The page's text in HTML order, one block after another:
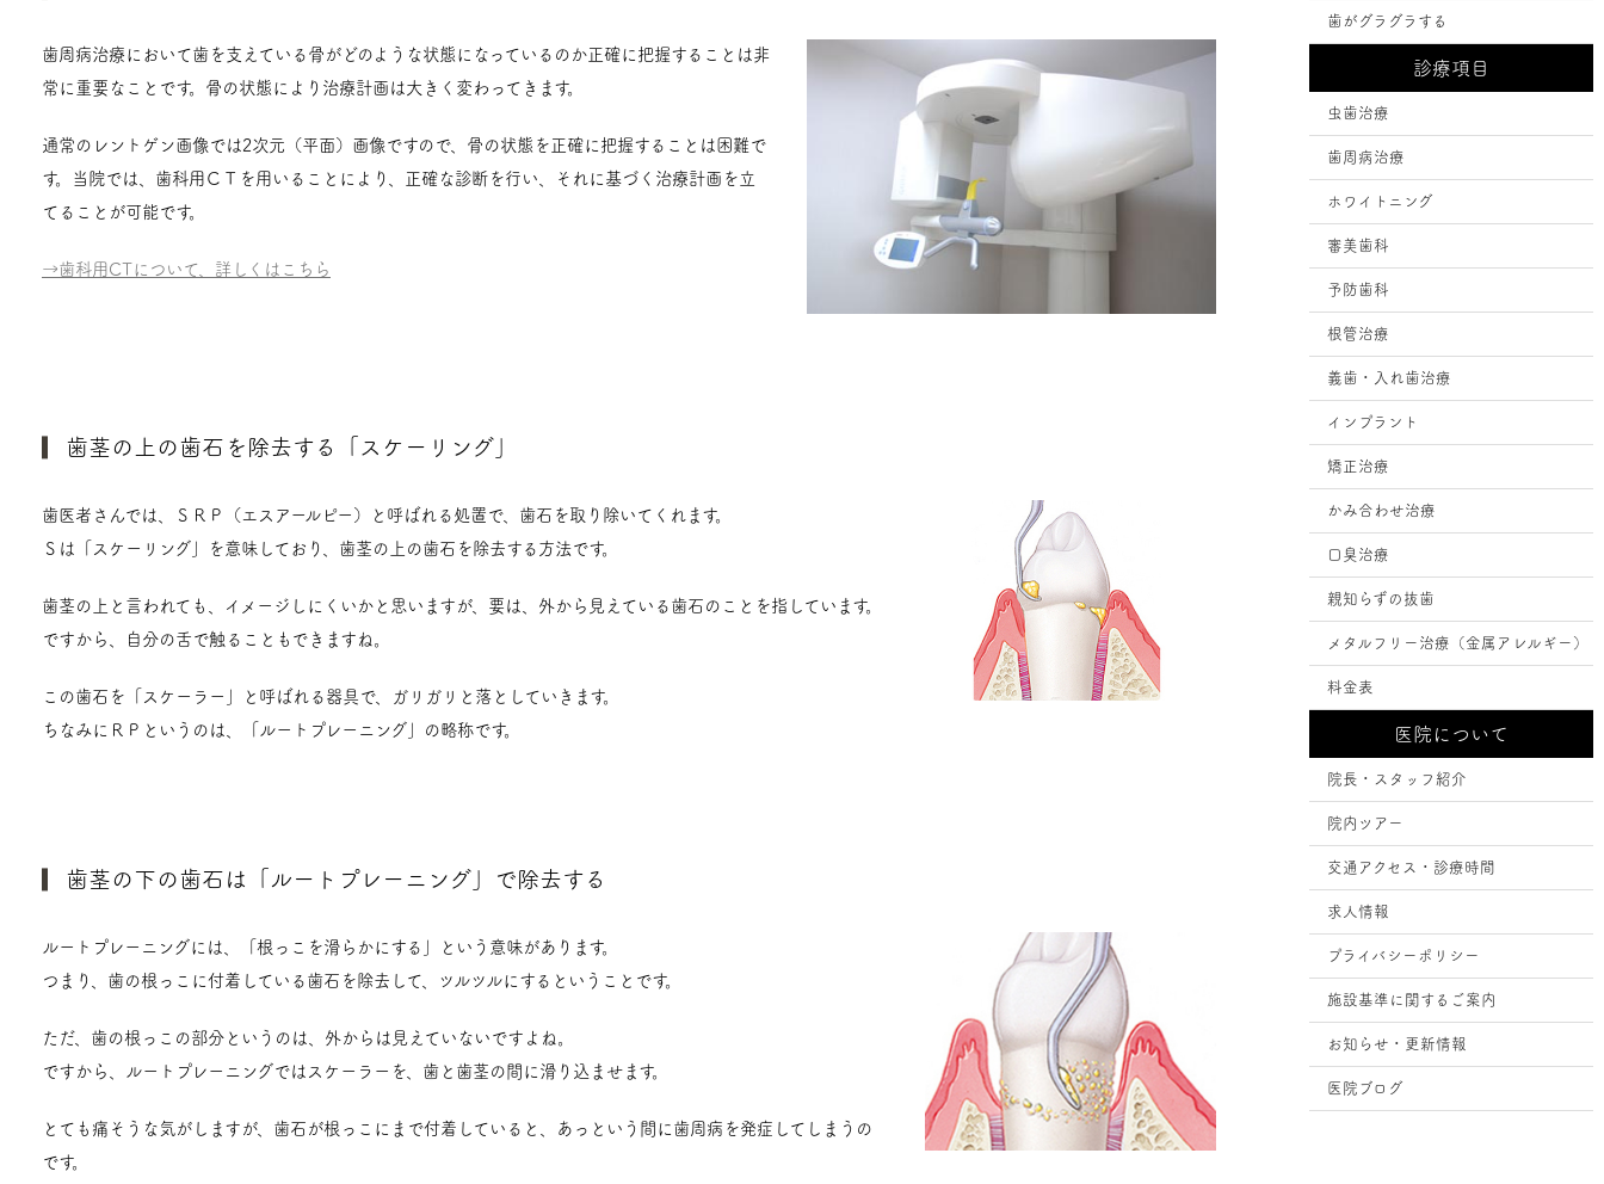
歯周病治療において歯を支えている骨がどのような状態になっているのか正確に把握することは非
常に重要なことです。骨の状態により治療計画は大きく変わってきます。
通常のレントゲン画像では2次元（平面）画像ですので、骨の状態を正確に把握することは困難で
す。当院では、歯科用ＣＴを用いることにより、正確な診断を行い、それに基づく治療計画を立
てることが可能です。
→歯科用CTについて、詳しくはこちら
歯茎の上の歯石を除去する「スケーリング」
歯医者さんでは、ＳＲＰ（エスアールピー）と呼ばれる処置で、歯石を取り除いてくれます。
Ｓは「スケーリング」を意味しており、歯茎の上の歯石を除去する方法です。
歯茎の上と言われても、イメージしにくいかと思いますが、要は、外から見えている歯石のことを指しています。
ですから、自分の舌で触ることもできますね。
この歯石を「スケーラー」と呼ばれる器具で、ガリガリと落としていきます。
ちなみにＲＰというのは、「ルートプレーニング」の略称です。
歯茎の下の歯石は「ルートプレーニング」で除去する
ルートプレーニングには、「根っこを滑らかにする」という意味があります。
つまり、歯の根っこに付着している歯石を除去して、ツルツルにするということです。
ただ、歯の根っこの部分というのは、外からは見えていないですよね。
ですから、ルートプレーニングではスケーラーを、歯と歯茎の間に滑り込ませます。
とても痛そうな気がしますが、歯石が根っこにまで付着していると、あっという間に歯周病を発症してしまうの
です。
歯がグラグラする
診療項目
虫歯治療
歯周病治療
ホワイトニング
審美歯科
予防歯科
根管治療
義歯・入れ歯治療
インプラント
矯正治療
かみ合わせ治療
口臭治療
親知らずの抜歯
メタルフリー治療（金属アレルギー）
料金表
医院について
院長・スタッフ紹介
院内ツアー
交通アクセス・診療時間
求人情報
プライバシーポリシー
施設基準に関するご案内
お知らせ・更新情報
医院ブログ